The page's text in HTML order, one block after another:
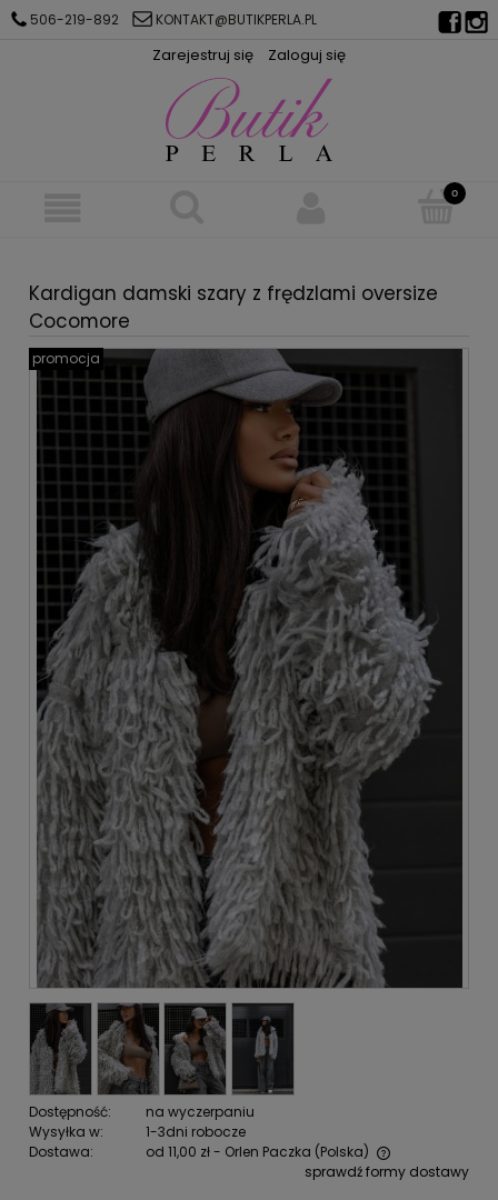
506-219-892 KONTAKT@BUTIKPERLA.PL
Zarejestruj się Zaloguj się
Kardigan damski szary z frędzlami oversize
Cocomore
promocja
Dostępność:
na wyczerpaniu
Wysyłka w:
1-3dni robocze
Dostawa:
od 11,00 zł- Orlen Paczka (Polska)
Cena nie zawiera ewentualnych kosztów płatności
sprawdź formy dostawy